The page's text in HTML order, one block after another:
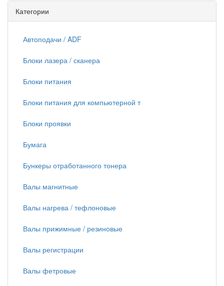
Категории
Автоподачи / ADF
Блоки лазера / сканера
Блоки питания
Блоки питания для компьютерной т
Блоки проявки
Бумага
Бункеры отработанного тонера
Валы магнитные
Валы нагрева / тефлоновые
Валы прижимные / резиновые
Валы регистрации
Валы фетровые